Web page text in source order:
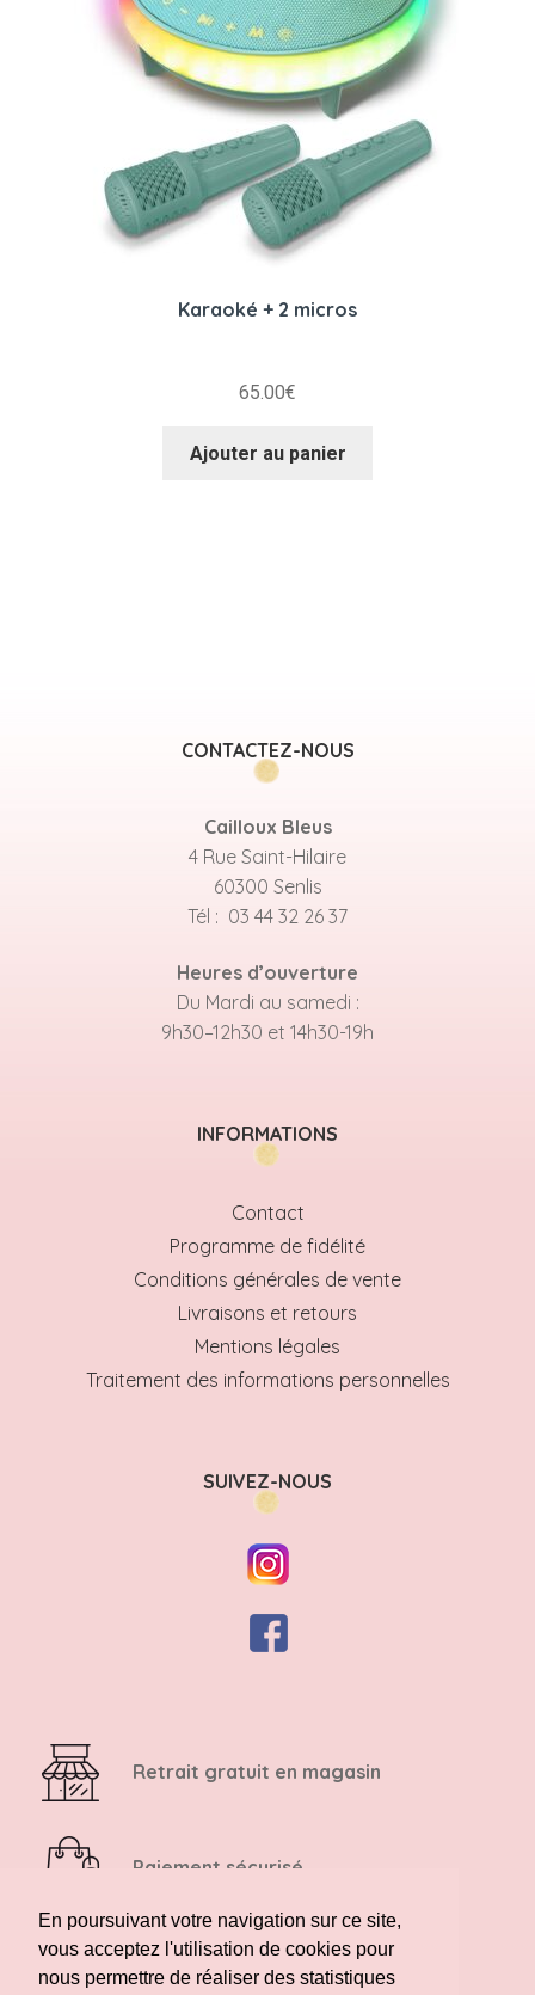
En poursuivant votre navigation sur ce site,
vous acceptez l'utilisation de cookies pour
nous permettre de réaliser des statistiques
Karaoké + 2 micros
65.00€
Ajouter au panier
CONTACTEZ-NOUS
Cailloux Bleus
4 Rue Saint-Hilaire
60300 Senlis
Tél : 03 44 32 26 37
Heures d’ouverture
Du Mardi au samedi :
9h30–12h30 et 14h30-19h
INFORMATIONS
Contact
Programme de fidélité
Conditions générales de vente
Livraisons et retours
Mentions légales
Traitement des informations personnelles
SUIVEZ-NOUS
Retrait gratuit en magasin
Paiement sécurisé
Retour possible sous 14 jours